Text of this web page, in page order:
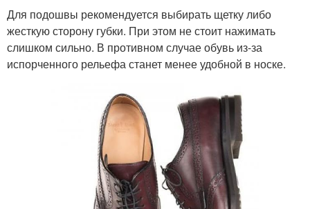
Для подошвы рекомендуется выбирать щетку либо
жесткую сторону губки. При этом не стоит нажимать
слишком сильно. В противном случае обувь из-за
испорченного рельефа станет менее удобной в носке.